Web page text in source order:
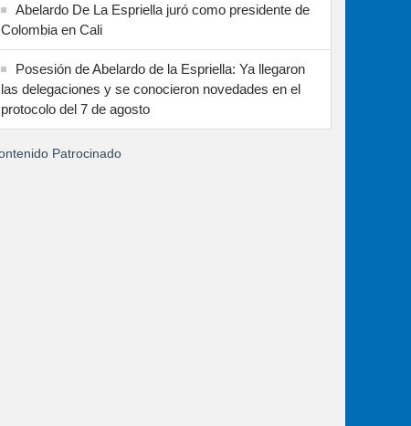
Abelardo De La Espriella juró como presidente de
Colombia en Cali
Posesión de Abelardo de la Espriella: Ya llegaron
las delegaciones y se conocieron novedades en el
protocolo del 7 de agosto
Patrocinado